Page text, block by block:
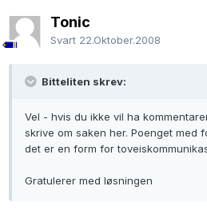
Tonic
Svart 22.Oktober.2008
Bitteliten skrev:
Vel - hvis du ikke vil ha
skrive om saken her. Poenget med
det er en form for
Gratulerer med løsningen